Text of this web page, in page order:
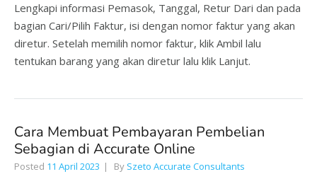
Lengkapi informasi Pemasok, Tanggal, Retur Dari dan pada
bagian Cari/Pilih Faktur, isi dengan nomor faktur yang akan
diretur. Setelah memilih nomor faktur, klik Ambil lalu
tentukan barang yang akan diretur lalu klik Lanjut.
Cara Membuat Pembayaran Pembelian
Sebagian di Accurate Online
Posted 11 April 2023 By Szeto Accurate Consultants